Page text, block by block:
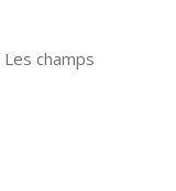
Les champs